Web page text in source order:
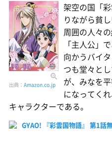
出典： Amazon.co.jp
架空の国「
りながら貧
周囲の人々
「主人公」
向かうバイ
つも堂々と
が、みなを
になってく
キャラクターである。
GYAO! 『彩雲国物語』 第1話